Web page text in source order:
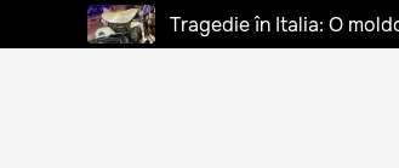
Tragedie în Italia: O